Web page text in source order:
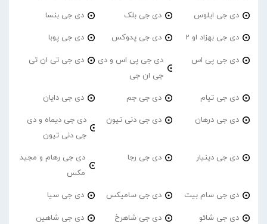
دی جی ایلوس دی جی بلک دی جی بنسا
دی جی بهزاد او 2 دی جی پدوکس دی جی پوبا
دی جی پی اس
دی جی پی اس و دی
جی ان جی
دی جی تی ان تی
دی جی تیام دی جی جم دی جی دایان
دی جی درهان دی جی دنی تیون
دی جی دیماه و دی
جی دنی تیون
دی جی دینیار دی جی رجا
دی جی رهام و مجید
مکس
دی جی سام بیت دی جی سامیکس دی جی سیا
دی جی شائو دی جی شاهرخ دی جی شاهین